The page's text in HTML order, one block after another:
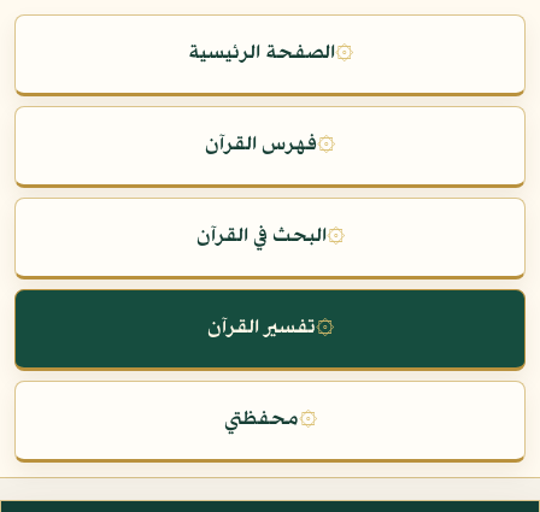
۞الصفحة الرئيسية
۞فهرس القرآن
۞البحث في القرآن
۞تفسير القرآن
۞محفظتي